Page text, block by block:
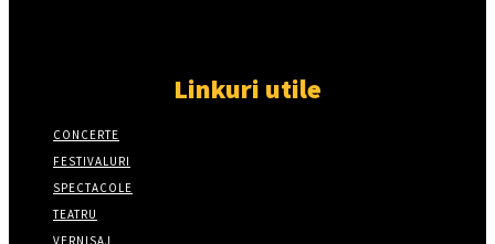
Linkuri utile
CONCERTE
FESTIVALURI
SPECTACOLE
TEATRU
VERNISAJ